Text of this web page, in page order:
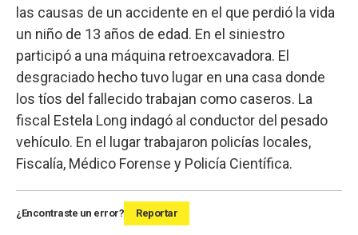
las causas de un accidente en el que perdió la vida
un niño de 13 años de edad. En el siniestro
participó a una máquina retroexcavadora. El
desgraciado hecho tuvo lugar en una casa donde
los tíos del fallecido trabajan como caseros. La
fiscal Estela Long indagó al conductor del pesado
vehículo. En el lugar trabajaron policías locales,
Fiscalía, Médico Forense y Policía Científica.
¿Encontraste un error? Reportar